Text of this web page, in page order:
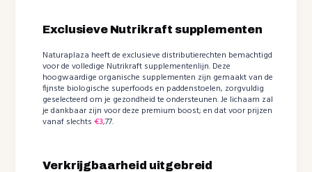
Exclusieve Nutrikraft supplementen
Naturaplaza heeft de exclusieve distributierechten bemachtigd
voor de volledige Nutrikraft supplementenlijn. Deze
hoogwaardige organische supplementen zijn gemaakt van de
fijnste biologische superfoods en paddenstoelen, zorgvuldig
geselecteerd om je gezondheid te ondersteunen. Je lichaam zal
je dankbaar zijn voor deze premium boost; en dat voor prijzen
vanaf slechts€3,77.
Verkrijgbaarheid uitgebreid